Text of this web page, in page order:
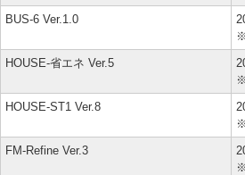
BUS-6 Ver.1.0
HOUSE-省エネ Ver.5
HOUSE-ST1 Ver.8
FM-Refine Ver.3